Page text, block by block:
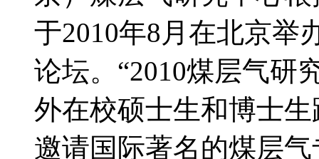
于2010年8月在北京举
论坛。“2010煤层气研
外在校硕士生和博士
邀请国际著名的煤层